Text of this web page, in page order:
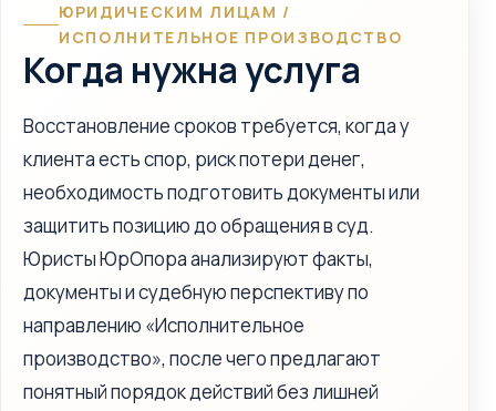
ЮРИДИЧЕСКИМ ЛИЦАМ /
ИСПОЛНИТЕЛЬНОЕ ПРОИЗВОДСТВО
Когда нужна услуга
Восстановление сроков требуется, когда у
клиента есть спор, риск потери денег,
необходимость подготовить документы или
защитить позицию до обращения в суд.
Юристы ЮрОпора анализируют факты,
документы и судебную перспективу по
направлению «Исполнительное
производство», после чего предлагают
понятный порядок действий без лишней